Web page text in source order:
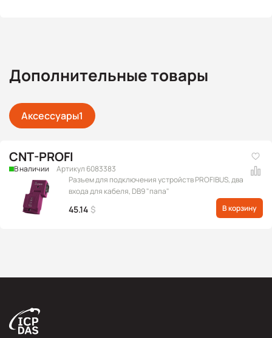
Дополнительные товары
Аксессуары1
CNT-PROFI
В наличии
Артикул 6083383
Разъем для подключения устройств PROFIBUS, два
входа для кабеля, DB9 "папа"
45.14 $ В корзину